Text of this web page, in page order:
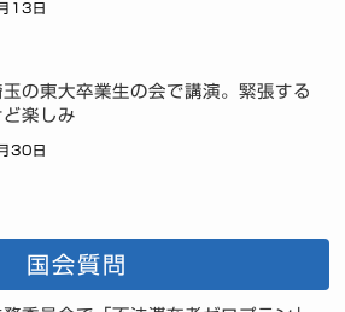
13日
玉の東大卒業生の会で講演。緊張する
ど楽しみ
30日
国会質問